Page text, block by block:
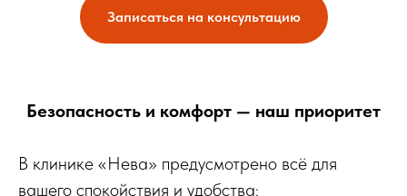
Записаться на консультацию
Безопасность и комфорт — наш приоритет
В клинике «Нева» предусмотрено всё для
вашего спокойствия и удобства: